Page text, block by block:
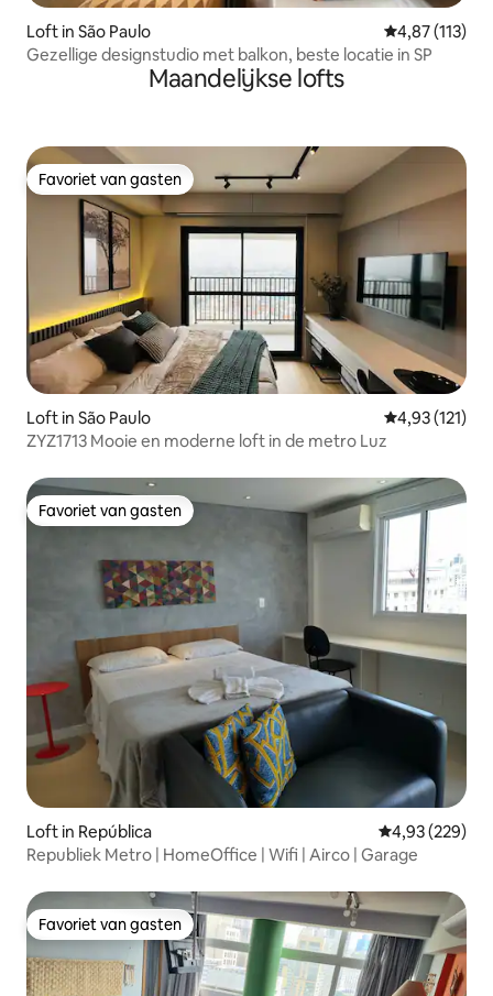
Loft in São Paulo Gemiddelde
4,87 (113)
Gezellige designstudio met balkon, beste locatie in SP
Maandelijkse lofts
Favoriet van gasten
Favoriet van gasten
Loft in São Paulo Gemiddelde
4,93 (121)
ZYZ1713 Mooie en moderne loft in de metro Luz
Favoriet van gasten
Favoriet van gasten
Loft in República Gemiddelde
4,93 (229)
Republiek Metro | HomeOffice | Wifi | Airco | Garage
Favoriet van gasten
Favoriet van gasten